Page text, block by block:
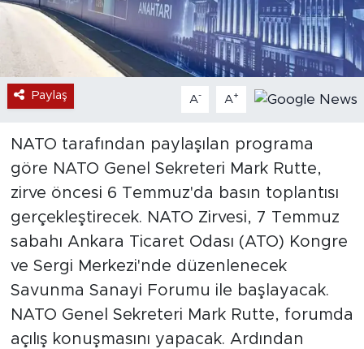
Paylaş A- A+
NATO tarafından paylaşılan programa
göre NATO Genel Sekreteri Mark Rutte,
zirve öncesi 6 Temmuz'da basın toplantısı
gerçekleştirecek. NATO Zirvesi, 7 Temmuz
sabahı Ankara Ticaret Odası (ATO) Kongre
ve Sergi Merkezi'nde düzenlenecek
Savunma Sanayi Forumu ile başlayacak.
NATO Genel Sekreteri Mark Rutte, forumda
açılış konuşmasını yapacak. Ardından